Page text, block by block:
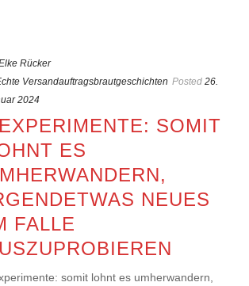
Rücker
Versandauftragsbrautgeschichten Posted 26.
2024
SOMIT
ES
NEUES
FALLE
somit lohnt es umherwandern,